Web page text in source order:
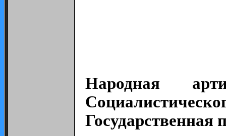
Народная
Государственная